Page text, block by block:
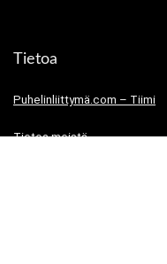
Tietoa
Puhelinliittymä.com – Tiimi
Tietoa meistä